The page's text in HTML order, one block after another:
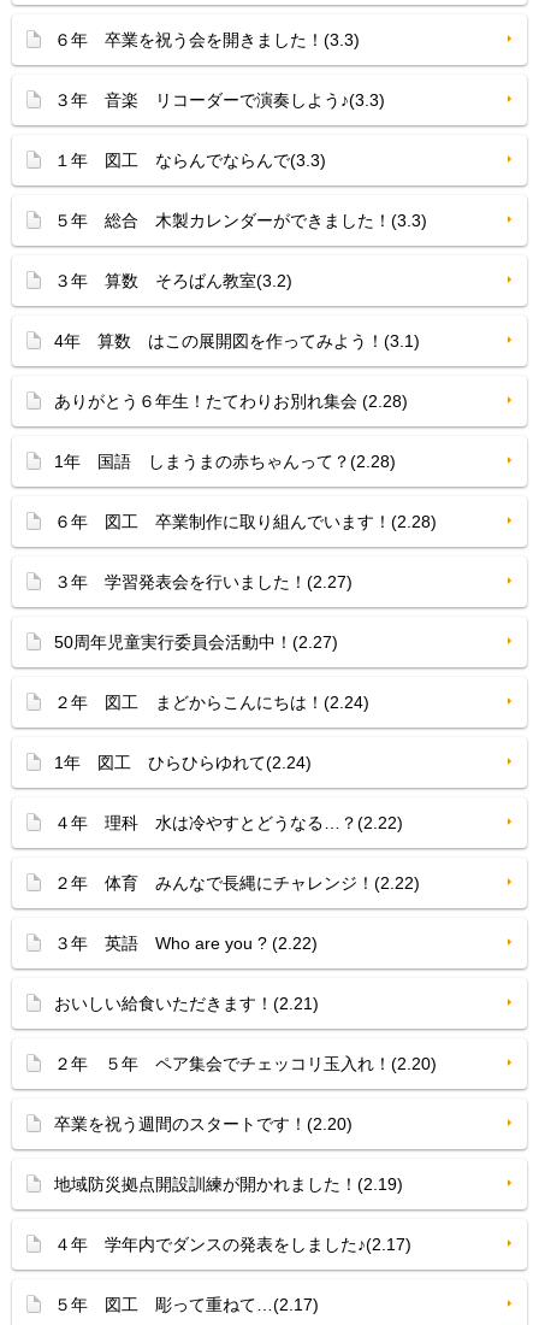
６年 卒業を祝う会を開きました！(3.3)
３年 音楽 リコーダーで演奏しよう♪(3.3)
１年 図工 ならんでならんで(3.3)
５年 総合 木製カレンダーができました！(3.3)
３年 算数 そろばん教室(3.2)
4年 算数 はこの展開図を作ってみよう！(3.1)
ありがとう６年生！たてわりお別れ集会 (2.28)
1年 国語 しまうまの赤ちゃんって？(2.28)
６年 図工 卒業制作に取り組んでいます！(2.28)
３年 学習発表会を行いました！(2.27)
50周年児童実行委員会活動中！(2.27)
２年 図工 まどからこんにちは！(2.24)
1年 図工 ひらひらゆれて(2.24)
４年 理科 水は冷やすとどうなる…？(2.22)
２年 体育 みんなで長縄にチャレンジ！(2.22)
３年 英語 Who are you ? (2.22)
おいしい給食いただきます！(2.21)
２年 ５年 ペア集会でチェッコリ玉入れ！(2.20)
卒業を祝う週間のスタートです！(2.20)
地域防災拠点開設訓練が開かれました！(2.19)
４年 学年内でダンスの発表をしました♪(2.17)
５年 図工 彫って重ねて…(2.17)